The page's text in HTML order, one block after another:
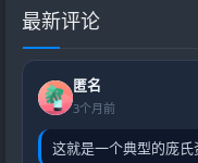
最新评论
匿名
3个月前
这就是一个典型的庞